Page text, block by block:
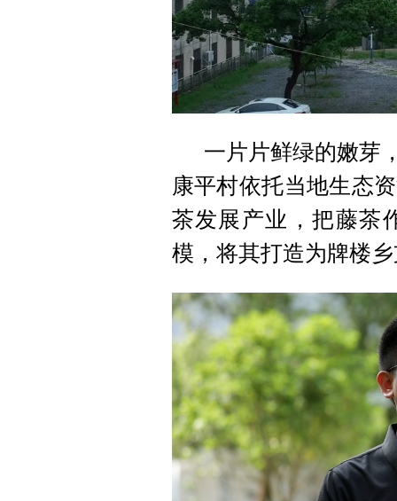
一片片鲜绿的嫩芽
康平村依托当地生态
茶发展产业，把藤茶
模，将其打造为牌楼